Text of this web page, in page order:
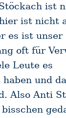
ist
ist nicht
es ist
oft für
Leute es
und
Also Anti